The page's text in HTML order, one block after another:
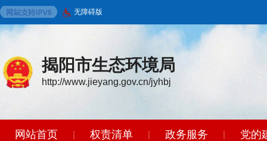
无障碍版
揭阳市生态环境局
http://www.jieyang.gov.cn/jyhbj
网站首页 | 权责清单 | 政务服务 | 党的